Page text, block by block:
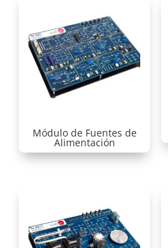
Módulo de Fuentes de
Alimentación